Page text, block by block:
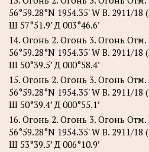
56°59.28°N 1954.35' W В. 2911/18
Ш 57°51.9’ Д 003°46.6’
14. Огонь 2. Огонь 3. Огонь Отм.
56°59.28°N 1954.35' W В. 2911/18
Ш 50°39.5’ Д 000°58.4’
15. Огонь 2. Огонь 3. Огонь Отм.
56°59.28°N 1954.35' W В. 2911/18
Ш 50°39.4’ Д 000°55.1’
16. Огонь 2. Огонь 3. Огонь Отм.
56°59.28°N 1954.35' W В. 2911/18
Ш 53°39.5’ Д 006°10.9’